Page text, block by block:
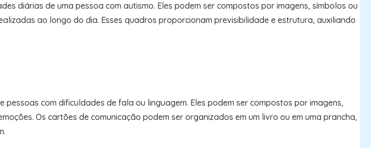
diárias de uma pessoa com autismo. Eles podem ser compostos por imagens, símbolos ou
ao longo do dia. Esses quadros proporcionam previsibilidade e estrutura, auxiliando
com dificuldades de fala ou linguagem. Eles podem ser compostos por imagens,
Os cartões de comunicação podem ser organizados em um livro ou em uma prancha,